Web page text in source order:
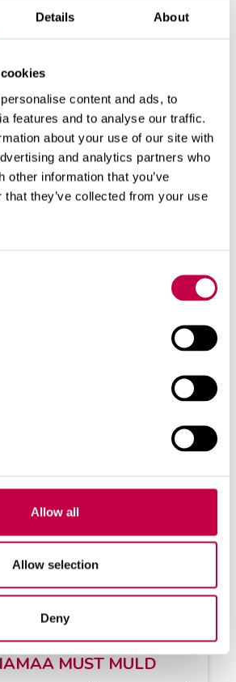
Details About
content and ads, to
features and to analyse our traffic.
about your use of our site with
and analytics partners who
other information that you’ve
that they’ve collected from your use
Allow all
Allow selection
Deny
väetist anda ka
Kata augud mullaga. Kastmine
10 m²
1,2–1,5 dl/taim
l/jooksevmeeter
l/põõsas
MUST MULD